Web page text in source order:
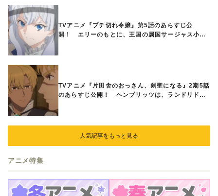
TVアニメ『ブチ切れ令嬢』第5話のあらすじ公
開！ エリーのもとに、王国の属国サージャス小王
TVアニメ『片田舎のおっさん、剣聖になる』2期5話
のあらすじ公開！ ヘンブリッツは、ランドリドに
人気記事をもっと見る
アニメ特集